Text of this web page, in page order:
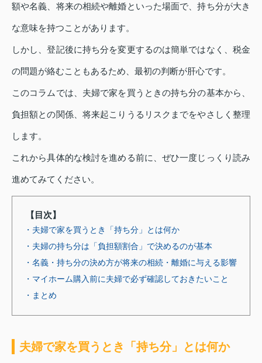
額や名義、将来の相続や離婚といった場面で、持ち分が大き
な意味を持つことがあります。
しかし、登記後に持ち分を変更するのは簡単ではなく、税金
の問題が絡むこともあるため、最初の判断が肝心です。
このコラムでは、夫婦で家を買うときの持ち分の基本から、
負担額との関係、将来起こりうるリスクまでをやさしく整理
します。
これから具体的な検討を進める前に、ぜひ一度じっくり読み
進めてみてください。
【目次】
・夫婦で家を買うとき「持ち分」とは何か
・夫婦の持ち分は「負担額割合」で決めるのが基本
・名義・持ち分の決め方が将来の相続・離婚に与える影響
・マイホーム購入前に夫婦で必ず確認しておきたいこと
・まとめ
夫婦で家を買うとき「持ち分」とは何か